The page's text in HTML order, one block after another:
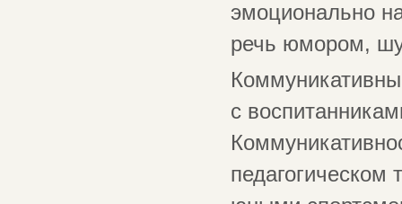
эмоционально
речь юмором,
с
педагогическом